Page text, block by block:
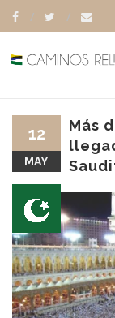
Más
12
MAY